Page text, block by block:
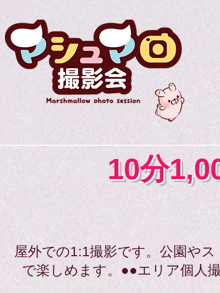
10分
屋外での1:1撮影です。公園や
で楽しめます。●●エリア個人